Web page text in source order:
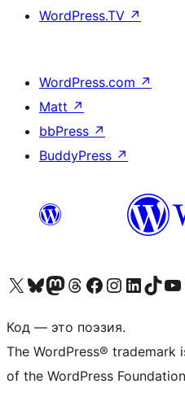
WordPress.TV ↗
WordPress.com ↗
Matt ↗
bbPress ↗
BuddyPress ↗
Посетите нас в X (ранее Twitter)
Посетите нашу учётную запись в Bluesky
Посетите нашу ленту в Mastodon
Посетите нашу учётную запись в Threads
Посетите нашу страницу на Facebook
Посетите наш
Посетите нашу страницу в
Посетите нашу учётную
Код — это поэзия.
The WordPress®
of the WordPress